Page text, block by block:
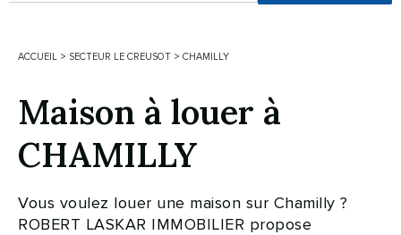
ACCUEIL > SECTEUR LE CREUSOT > CHAMILLY
Maison à louer à
CHAMILLY
Vous voulez louer une maison sur Chamilly ?
ROBERT LASKAR IMMOBILIER propose